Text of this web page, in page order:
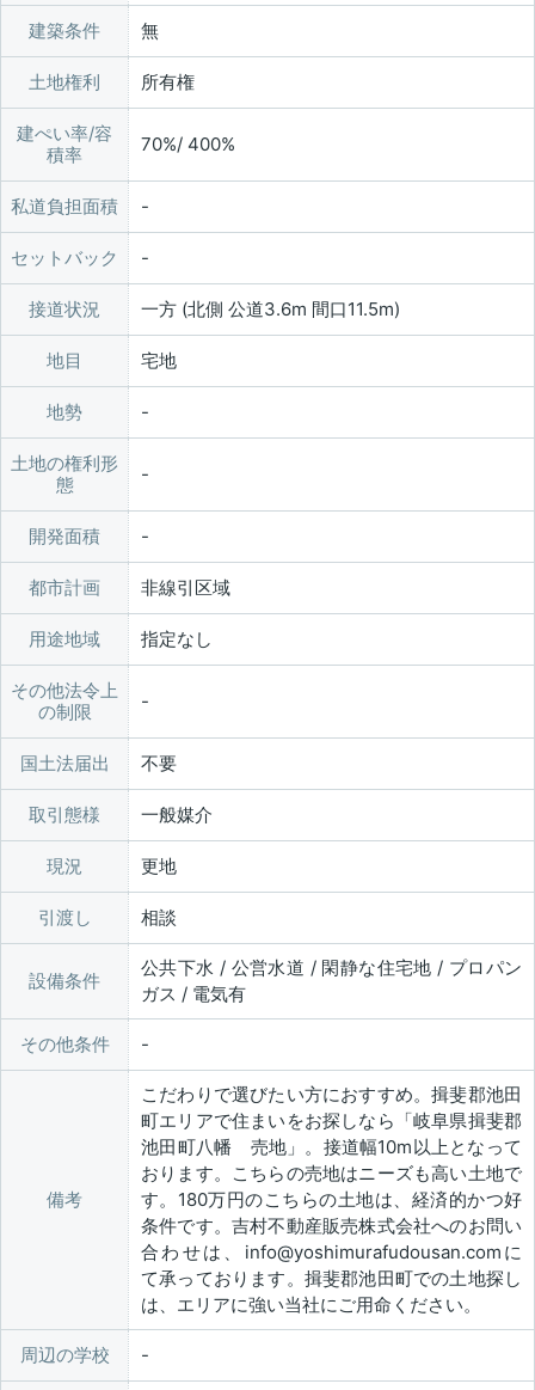
建築条件 無
土地権利 所有権
建ぺい率/容
積率
70%/ 400%
私道負担面積
セットバック
接道状況 一方 (北側 公道3.6m 間口11.5m)
地目 宅地
地勢
土地の権利形
態
開発面積
都市計画 非線引区域
用途地域 指定なし
その他法令上
の制限
国土法届出 不要
取引態様 一般媒介
現況 更地
引渡し 相談
設備条件
公共下水 / 公営水道 / 閑静な住宅地 / プロパン
ガス / 電気有
その他条件
備考
こだわりで選びたい方におすすめ。揖斐郡池田
町エリアで住まいをお探しなら「岐阜県揖斐郡
池田町八幡 売地」。接道幅10m以上となって
おります。こちらの売地はニーズも高い土地で
す。180万円のこちらの土地は、経済的かつ好
条件です。吉村不動産販売株式会社へのお問い
合わせは、info@yoshimurafudousan.comに
て承っております。揖斐郡池田町での土地探し
は、エリアに強い当社にご用命ください。
周辺の学校